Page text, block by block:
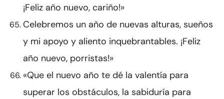
¡Feliz año nuevo, cariño!»
Celebremos un año de nuevas alturas, sueños
y mi apoyo y aliento inquebrantables. ¡Feliz
año nuevo, porristas!»
«Que el nuevo año te dé la valentía para
superar los obstáculos, la sabiduría para